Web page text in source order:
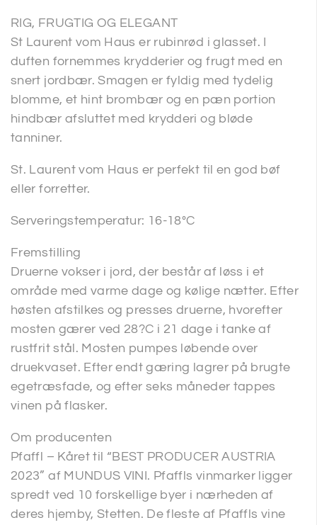
RIG, FRUGTIG OG ELEGANT
St Laurent vom Haus er rubinrød i glasset. I
duften fornemmes krydderier og frugt med en
snert jordbær. Smagen er fyldig med tydelig
blomme, et hint brombær og en pæn portion
hindbær afsluttet med krydderi og bløde
tanniner.
St. Laurent vom Haus er perfekt til en god bøf
eller forretter.
Serveringstemperatur: 16-18°C
Fremstilling
Druerne vokser i jord, der består af løss i et
område med varme dage og kølige nætter. Efter
høsten afstilkes og presses druerne, hvorefter
mosten gærer ved 28?C i 21 dage i tanke af
rustfrit stål. Mosten pumpes løbende over
druekvaset. Efter endt gæring lagrer på brugte
egetræsfade, og efter seks måneder tappes
vinen på flasker.
Om producenten
Pfaffl – Kåret til “BEST PRODUCER AUSTRIA
2023” af MUNDUS VINI. Pfaffls vinmarker ligger
spredt ved 10 forskellige byer i nærheden af
deres hjemby, Stetten. De fleste af Pfaffls vine